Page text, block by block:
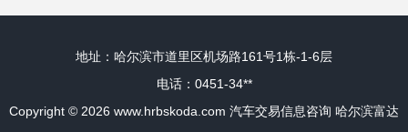
地址：哈尔滨市道里区机场路161号1栋-1-6层
电话：0451-34**
Copyright © 2026 www.hrbskoda.com 汽车交易信息咨询 哈尔滨富达